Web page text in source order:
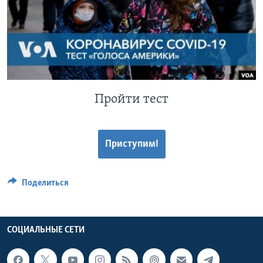
Learning English
СОЦИАЛЬНЫЕ СЕТИ
Пройти тест
Приступим!
Поделиться
СОЦИАЛЬНЫЕ СЕТИ